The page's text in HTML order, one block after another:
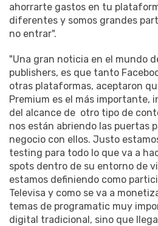
ahorrarte gastos en tu
diferentes y somos grandes
no entrar".
"Una gran noticia en el mundo
publishers, es que tanto
otras plataformas, aceptaron
Premium es el más importante,
del alcance de otro tipo de
nos están abriendo las puertas
negocio con ellos. Justo
testing para todo lo que va a
spots dentro de su entorno de
estamos definiendo como
Televisa y como se va a
temas de programatic muy
digital tradicional, sino que